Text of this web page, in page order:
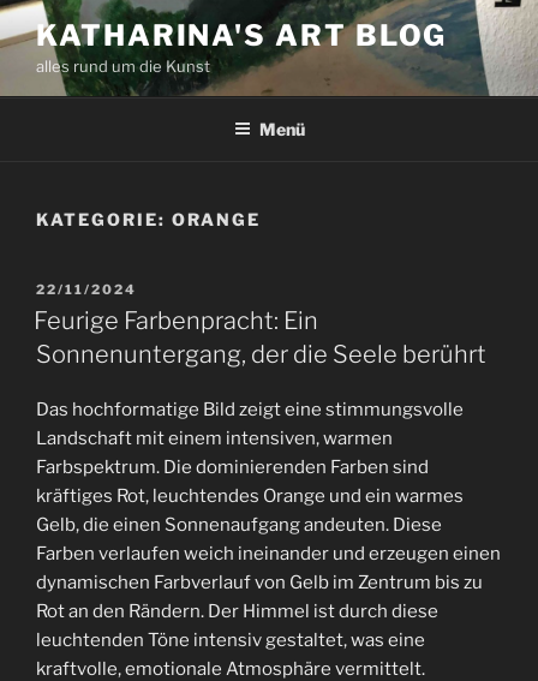
Zum
Inhalt
springen
KATHARINA'S ART BLOG
alles rund um die Kunst
Menü
KATEGORIE: ORANGE
VERÖFFENTLICHT
AM
22/11/2024
Feurige Farbenpracht: Ein
Sonnenuntergang, der die Seele berührt
Das hochformatige Bild zeigt eine stimmungsvolle
Landschaft mit einem intensiven, warmen
Farbspektrum. Die dominierenden Farben sind
kräftiges Rot, leuchtendes Orange und ein warmes
Gelb, die einen Sonnenaufgang andeuten. Diese
Farben verlaufen weich ineinander und erzeugen einen
dynamischen Farbverlauf von Gelb im Zentrum bis zu
Rot an den Rändern. Der Himmel ist durch diese
leuchtenden Töne intensiv gestaltet, was eine
kraftvolle, emotionale Atmosphäre vermittelt.